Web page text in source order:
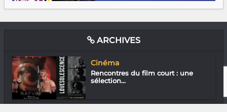
ARCHIVES
Cinéma
Rencontres du film court : une
sélection...